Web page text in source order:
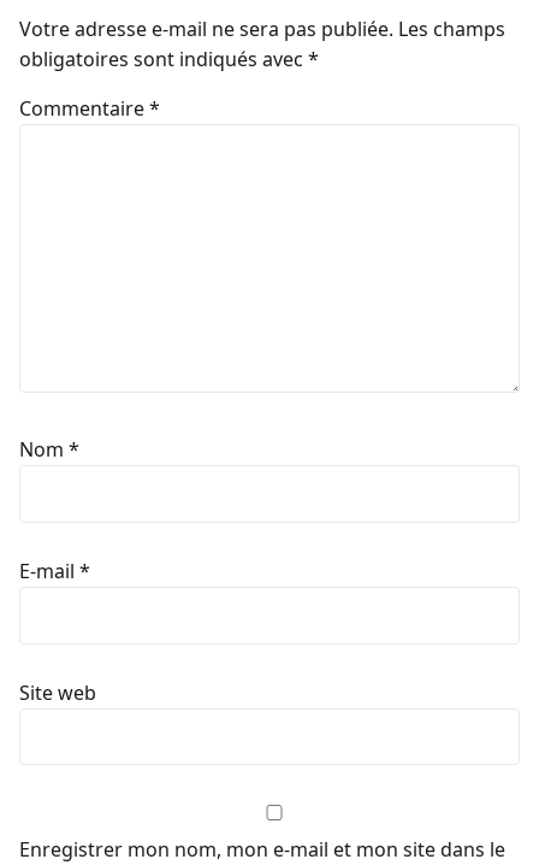
Votre adresse e-mail ne sera pas publiée. Les champs
obligatoires sont indiqués avec *
Commentaire*
Nom *
E-mail *
Site web
Enregistrer mon nom, mon e-mail et mon site dans le